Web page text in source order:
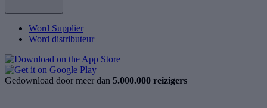
Word Supplier
Word distributeur
Gedownload door meer dan 5.000.000 reizigers